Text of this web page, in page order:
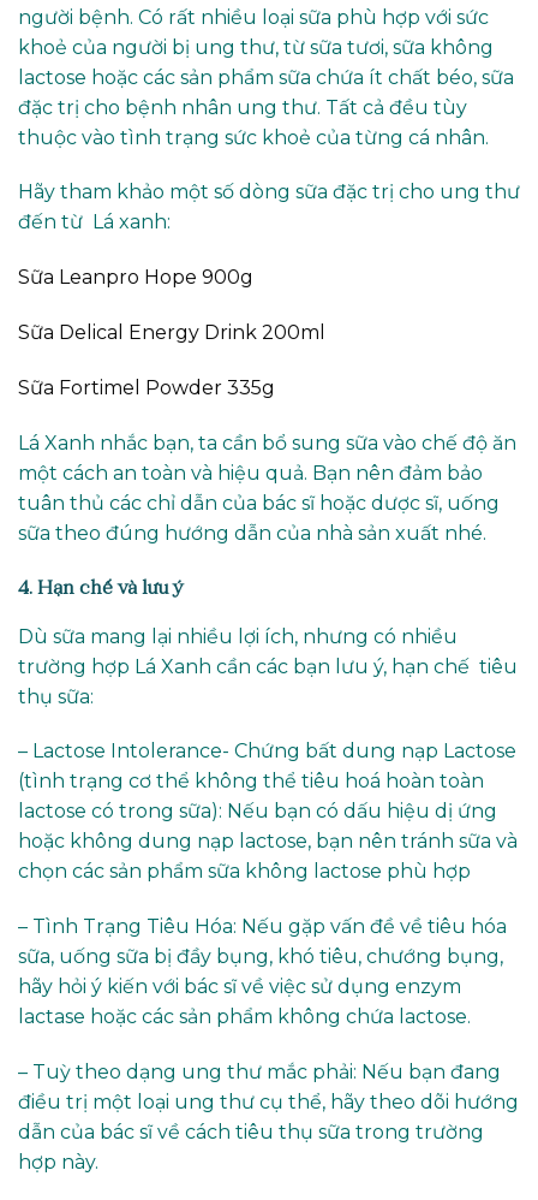
người bệnh. Có rất nhiều loại sữa phù hợp với sức
khoẻ của người bị ung thư, từ sữa tươi, sữa không
lactose hoặc các sản phẩm sữa chứa ít chất béo, sữa
đặc trị cho bệnh nhân ung thư. Tất cả đều tùy
thuộc vào tình trạng sức khoẻ của từng cá nhân.
Hãy tham khảo một số dòng sữa đặc trị cho ung thư
đến từ Lá xanh:
Sữa Leanpro Hope 900g
Sữa Delical Energy Drink 200ml
Sữa Fortimel Powder 335g
Lá Xanh nhắc bạn, ta cần bổ sung sữa vào chế độ ăn
một cách an toàn và hiệu quả. Bạn nên đảm bảo
tuân thủ các chỉ dẫn của bác sĩ hoặc dược sĩ, uống
sữa theo đúng hướng dẫn của nhà sản xuất nhé.
4. Hạn chế và lưu ý
Dù sữa mang lại nhiều lợi ích, nhưng có nhiều
trường hợp Lá Xanh cần các bạn lưu ý, hạn chế tiêu
thụ sữa:
– Lactose Intolerance- Chứng bất dung nạp Lactose
(tình trạng cơ thể không thể tiêu hoá hoàn toàn
lactose có trong sữa): Nếu bạn có dấu hiệu dị ứng
hoặc không dung nạp lactose, bạn nên tránh sữa và
chọn các sản phẩm sữa không lactose phù hợp
– Tình Trạng Tiêu Hóa: Nếu gặp vấn đề về tiêu hóa
sữa, uống sữa bị đầy bụng, khó tiêu, chướng bụng,
hãy hỏi ý kiến với bác sĩ về việc sử dụng enzym
lactase hoặc các sản phẩm không chứa lactose.
– Tuỳ theo dạng ung thư mắc phải: Nếu bạn đang
điều trị một loại ung thư cụ thể, hãy theo dõi hướng
dẫn của bác sĩ về cách tiêu thụ sữa trong trường
hợp này.